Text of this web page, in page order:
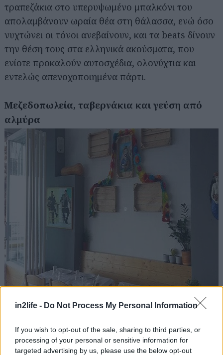
in2life - Do Not Process My Personal Information
If you wish to opt-out of the sale, sharing to third parties, or
processing of your personal or sensitive information for
targeted advertising by us, please use the below opt-out
τραπεζάκια στο υπερυψωμένο μπαλκόνι του
απολαμβάνουν ωραία θέα στη θάλασσα, ενώ όσο
νυχτώνει οι τόνοι ανεβαίνουν, και τα beats δίνουν
την θέση τους στα ελληνικά ακούσματα, που
ενίοτε προκαλούν αυτοσχέδια, ολονύχτια και
εντελώς απενοχοποιημένα πάρτι.
Μεζεδοπωλεία, ταβερνάκια και γεύση από
αλμύρα
Θαλασσάκι (Ακτή Θεμιστοκλέους 310, τηλ.: 210
διαθέτει μεταξύ άλλων και δυσεύρετες ετικέτες
ούζου, τις οποίες συνοδεύει με νοστιμιές όπως
Αναζήτηση
για...